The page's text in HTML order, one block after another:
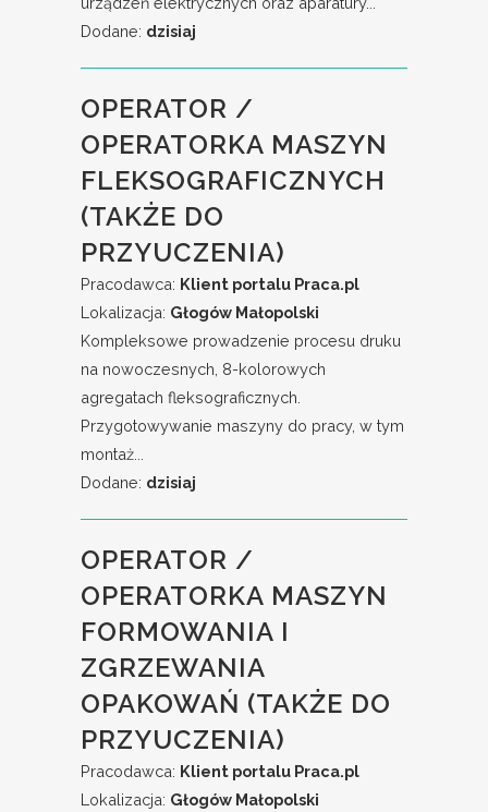
Dodane: dzisiaj
OPERATOR /
OPERATORKA MASZYN
FLEKSOGRAFICZNYCH
(TAKŻE DO
PRZYUCZENIA)
Pracodawca: Klient portalu Praca.pl
Lokalizacja: Głogów Małopolski
Kompleksowe prowadzenie procesu druku
na nowoczesnych, 8-kolorowych
agregatach fleksograficznych.
Przygotowywanie maszyny do pracy, w tym
montaż...
Dodane: dzisiaj
OPERATOR /
OPERATORKA MASZYN
FORMOWANIA I
ZGRZEWANIA
OPAKOWAŃ (TAKŻE DO
PRZYUCZENIA)
Pracodawca: Klient portalu Praca.pl
Lokalizacja: Głogów Małopolski